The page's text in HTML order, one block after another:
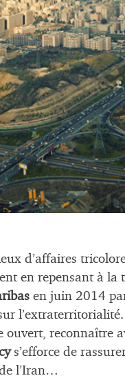
d’affaires
en repensant à
en juin 2014
reconnaître
s’efforce de
l’Iran…